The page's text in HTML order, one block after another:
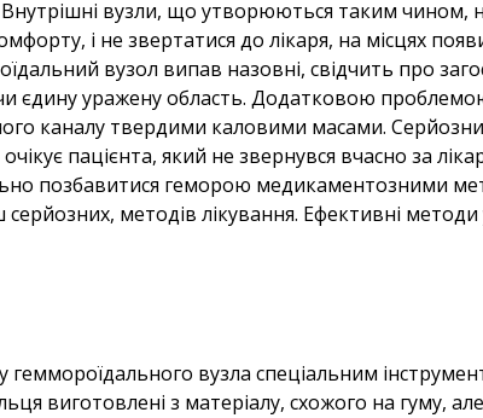
вузли, що утворюються таким чином,
і не звертатися до лікаря, на місцях
вузол випав назовні, свідчить про
єдину уражену область. Додатковою
каналу твердими каловими масами.
пацієнта, який не звернувся вчасно за
позбавитися геморою медикаментозними
методів лікування. Ефективні
вузла спеціальним
виготовлені з матеріалу, схожого на гуму,